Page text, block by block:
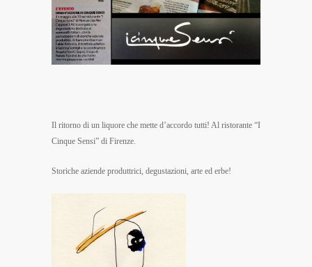
Il ritorno di un liquore che mette d’accordo tutti! Al ristorante “I
Cinque Sensi” di Firenze.
Storiche aziende produttrici, degustazioni, arte ed erbe!